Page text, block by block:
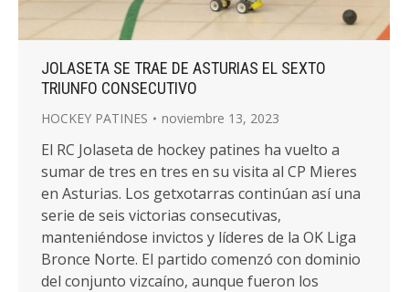
JOLASETA SE TRAE DE ASTURIAS EL SEXTO
TRIUNFO CONSECUTIVO
HOCKEY PATINES noviembre 13, 2023
El RC Jolaseta de hockey patines ha vuelto a
sumar de tres en tres en su visita al CP Mieres
en Asturias. Los getxotarras continúan así una
serie de seis victorias consecutivas,
manteniéndose invictos y líderes de la OK Liga
Bronce Norte. El partido comenzó con dominio
del conjunto vizcaíno, aunque fueron los